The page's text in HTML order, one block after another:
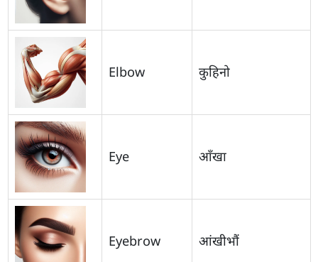
Elbow कुहिनो
Eye आँखा
Eyebrow आंखीभौं